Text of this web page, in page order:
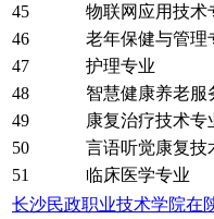
45
物联网应用技术
46
老年保健与管理
47
护理专业
48
智慧健康养老服
49
康复治疗技术专
50
言语听觉康复技
51
临床医学专业
长沙民政职业技术学院在